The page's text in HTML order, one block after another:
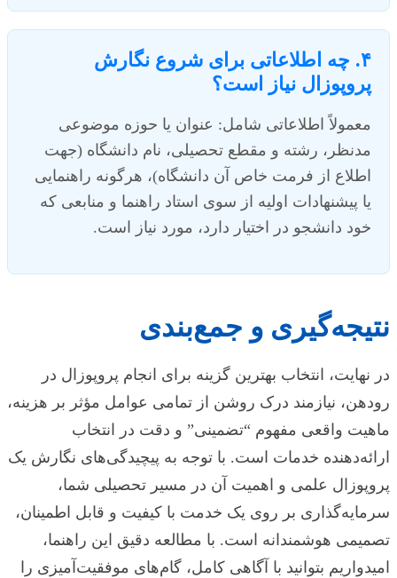
۴. چه اطلاعاتی برای شروع نگارش
پروپوزال نیاز است؟
معمولاً اطلاعاتی شامل: عنوان یا حوزه موضوعی
مدنظر، رشته و مقطع تحصیلی، نام دانشگاه (جهت
اطلاع از فرمت خاص آن دانشگاه)، هرگونه راهنمایی
یا پیشنهادات اولیه از سوی استاد راهنما و منابعی که
خود دانشجو در اختیار دارد، مورد نیاز است.
نتیجه‌گیری و جمع‌بندی
در نهایت، انتخاب بهترین گزینه برای انجام پروپوزال در
رودهن، نیازمند درک روشن از تمامی عوامل مؤثر بر هزینه،
ماهیت واقعی مفهوم “تضمینی” و دقت در انتخاب
ارائه‌دهنده خدمات است. با توجه به پیچیدگی‌های نگارش یک
پروپوزال علمی و اهمیت آن در مسیر تحصیلی شما،
سرمایه‌گذاری بر روی یک خدمت با کیفیت و قابل اطمینان،
تصمیمی هوشمندانه است. با مطالعه دقیق این راهنما،
امیدواریم بتوانید با آگاهی کامل، گام‌های موفقیت‌آمیزی را